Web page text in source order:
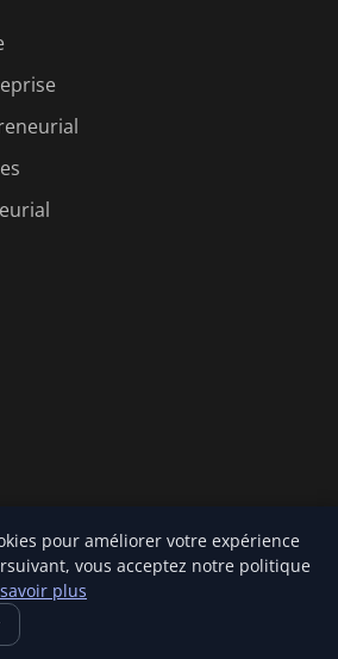
Tous droits réservés.
pour améliorer votre expérience
vous acceptez notre politique
plus